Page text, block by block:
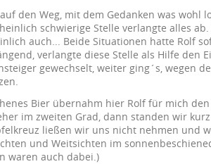
den Weg, mit dem Gedanken was wohl
schwierige Stelle verlangte alles
auch... Beide Situationen hatte Rolf
verlangte diese Stelle als Hilfe den
gewechselt, weiter ging´s, wegen
Bier übernahm hier Rolf für mich den
im zweiten Grad, dann standen wir
ließen wir uns nicht nehmen und
und Weitsichten im
waren auch dabei.)